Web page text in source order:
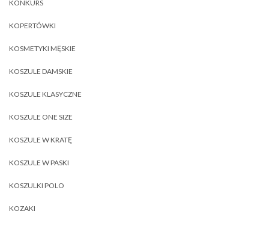
KONKURS
KOPERTÓWKI
KOSMETYKI MĘSKIE
KOSZULE DAMSKIE
KOSZULE KLASYCZNE
KOSZULE ONE SIZE
KOSZULE W KRATĘ
KOSZULE W PASKI
KOSZULKI POLO
KOZAKI